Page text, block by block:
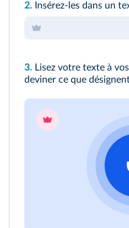
2. Insérez-les dans un
3. Lisez votre texte à
deviner ce que